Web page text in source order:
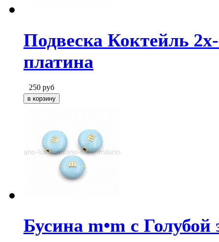
Подвеска Коктейль
платина
250 руб
Бусина m•m с